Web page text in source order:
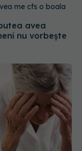
avea
nu vorbește